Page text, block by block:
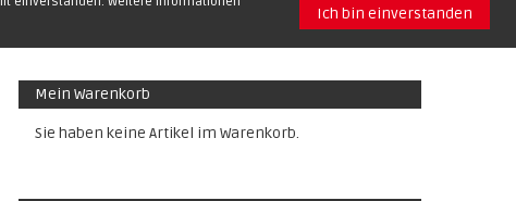
Ich bin einverstanden
Mein Warenkorb
Sie haben keine Artikel im Warenkorb.